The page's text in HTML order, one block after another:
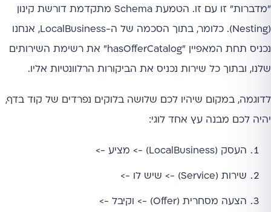
"מדברות" זו עם זו. הטמעת Schema מתקדמת דורשת קינון
(Nesting). כלומר, בתוך הסכמה של ה-LocalBusiness, אנחנו
נכניס תחת המאפיין "hasOfferCatalog" את רשימת השירותים
שלנו, ובתוך כל שירות נכניס את הביקורות הרלוונטיות אליו.
לדוגמה, במקום שיהיו לכם שלושה בלוקים נפרדים של קוד בדף,
יהיה לכם מבנה עץ אחד לוגי:
העסק (LocalBusiness) -> מציע ->
שירות (Service) -> שיש לו ->
הצעה מסחרית (Offer) -> וקיבל ->